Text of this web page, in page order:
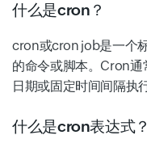
什么是cron？
cron或cron job是一个
的命令或脚本。Cron
日期或固定时间间隔执
什么是cron表达式？